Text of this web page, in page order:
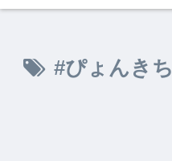
#ぴょんきち